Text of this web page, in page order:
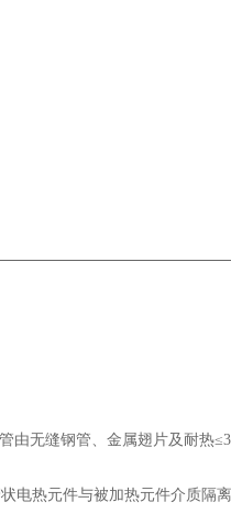
由无缝钢管、金属翅片及耐热
电热元件与被加热元件介质隔